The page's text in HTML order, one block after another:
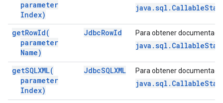
parameter
Index)
getRowId(
parameter
Name)
JdbcRowId Para obtener
getSQLXML(
parameter
Index)
JdbcSQLXML Para obtener